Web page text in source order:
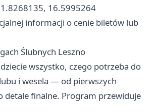
16.5995264
informacji o cenie biletów lub
Ślubnych Leszno
wszystko, czego potrzeba do
i wesela — od pierwszych
detale finalne. Program przewiduje